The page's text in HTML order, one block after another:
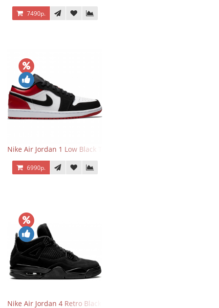
7490р.
Nike Air Jordan 1 Low Black Toe
6990р.
Nike Air Jordan 4 Retro Black Cat